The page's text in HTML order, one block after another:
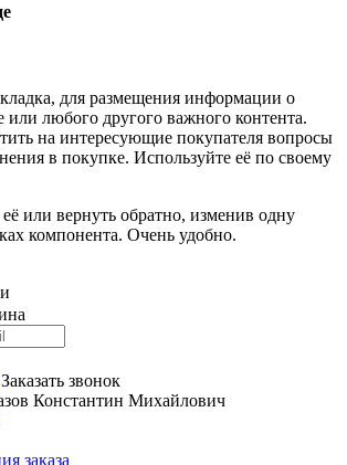
для размещения информации о
или любого другого важного контента.
на интересующие покупателя вопросы
в покупке. Используйте её по своему
или вернуть обратно, изменив одну
компонента. Очень удобно.
Заказать звонок
Константин Михайлович
заказа